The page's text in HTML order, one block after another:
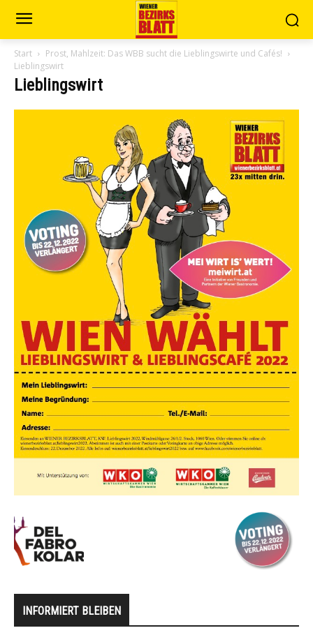
Start
Prost, Mahlzeit: Das WBB sucht die Lieblingswirte und Cafés!
Lieblingswirt
Lieblingswirt
INFORMIERT BLEIBEN